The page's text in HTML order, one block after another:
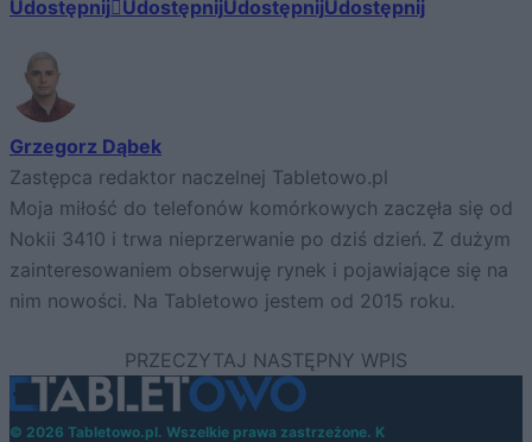
Udostępnij UdostępnijUdostępnijUdostępnij
Grzegorz Dąbek
Zastępca redaktor naczelnej Tabletowo.pl
Moja miłość do telefonów komórkowych zaczęła się od
Nokii 3410 i trwa nieprzerwanie po dziś dzień. Z dużym
zainteresowaniem obserwuję rynek i pojawiające się na
nim nowości. Na Tabletowo jestem od 2015 roku.
© 2026 Tabletowo.pl. Wszelkie prawa zastrzeżone. K